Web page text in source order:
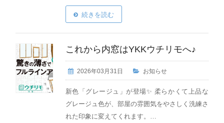
続きを読む
これから内窓はYKKウチリモへ♪
2026年03月31日 お知らせ
新色「グレージュ」が登場✨ 柔らかくて上品な
グレージュ色が、部屋の雰囲気をやさしく洗練さ
れた印象に変えてくれます。…